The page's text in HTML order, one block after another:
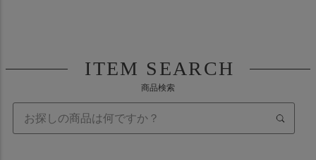
ITEM SEARCH
商品検索